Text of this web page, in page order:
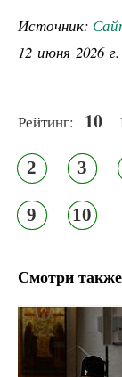
Источник:
12 июня 2026 г.
Рейтинг: 10
2 3
9 10
Смотри также